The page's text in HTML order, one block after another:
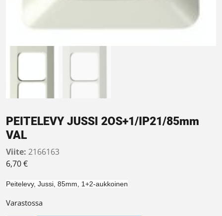
PEITELEVY JUSSI 2OS+1/IP21/85mm
VAL
Viite: 2166163
6,70€
Peitelevy, Jussi, 85mm, 1+2-aukkoinen
Varastossa